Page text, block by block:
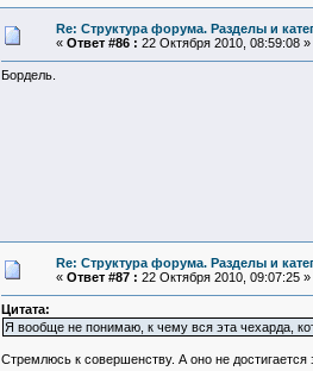
Re: Структура форума. Разделы и
« Ответ #86 : 22 Октября 2010, 08:59:08 »
Бордель.
Re: Структура форума. Разделы и
« Ответ #87 : 22 Октября 2010, 09:07:25 »
Цитата:
Я вообще не понимаю, к чему вся эта чехарда,
Стремлюсь к совершенству. А оно не достигается